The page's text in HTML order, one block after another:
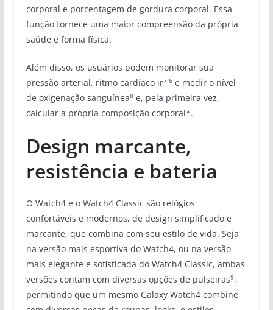
corporal e porcentagem de gordura corporal. Essa
função fornece uma maior compreensão da própria
saúde e forma física.
Além disso, os usuários podem monitorar sua
pressão arterial, ritmo cardíaco ir7 6e medir o nível
de oxigenação sanguínea8e, pela primeira vez,
calcular a própria composição corporal*.
Design marcante,
resistência e bateria
O Watch4 e o Watch4 Classic são relógios
confortáveis e modernos, de design simplificado e
marcante, que combina com seu estilo de vida. Seja
na versão mais esportiva do Watch4, ou na versão
mais elegante e sofisticada do Watch4 Classic, ambas
versões contam com diversas opções de pulseiras9,
permitindo que um mesmo Galaxy Watch4 combine